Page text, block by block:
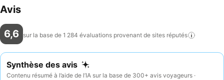
Avis
6,6 sur la base de 1 284 évaluations provenant de sites réputés
Synthèse des avis
Contenu résumé à l’aide de l’IA sur la base de 300+ avis voyageurs ·